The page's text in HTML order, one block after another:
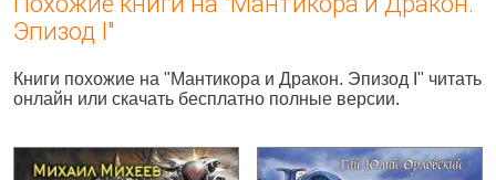
Эпизод I"
Книги похожие на "Мантикора и Дракон. Эпизод I" читать
онлайн или скачать бесплатно полные версии.